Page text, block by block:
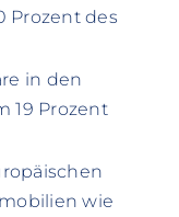
Prozent des
in den
19 Prozent
wie